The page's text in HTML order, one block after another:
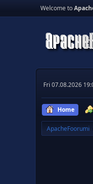
Welcome to
Fri 07.08.2026
Home
ApacheFoorumi